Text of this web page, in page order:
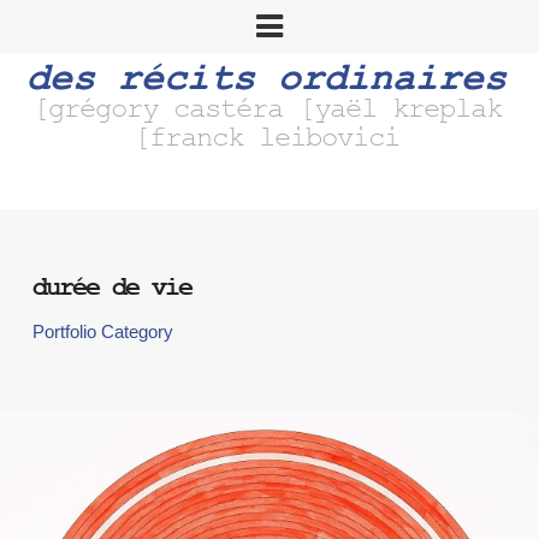
des récits ordinaires
[grégory castéra [yaël kreplak
[franck leibovici
durée de vie
Portfolio Category